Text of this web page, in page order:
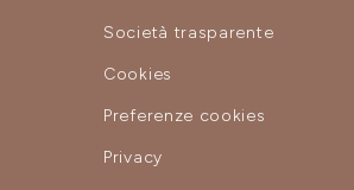
Società trasparente
Cookies
Preferenze cookies
Privacy